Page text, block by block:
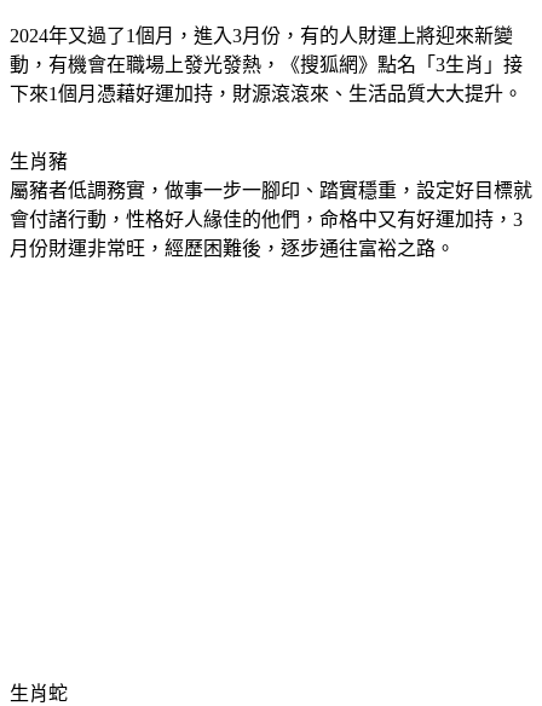
2024年又過了1個月，進入3月份，有的人財運上將迎來新變
動，有機會在職場上發光發熱，《搜狐網》點名「3生肖」接
下來1個月憑藉好運加持，財源滾滾來、生活品質大大提升。
生肖豬
屬豬者低調務實，做事一步一腳印、踏實穩重，設定好目標就
會付諸行動，性格好人緣佳的他們，命格中又有好運加持，3
月份財運非常旺，經歷困難後，逐步通往富裕之路。
生肖蛇